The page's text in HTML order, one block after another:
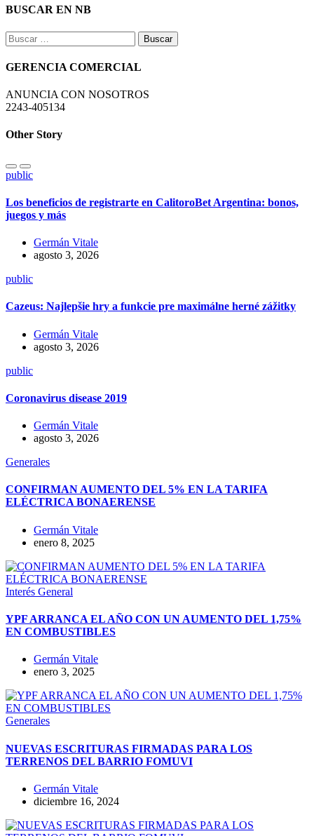
BUSCAR EN NB
Buscar:
GERENCIA COMERCIAL
ANUNCIA CON NOSOTROS
2243-405134
Other Story
public
Los beneficios de registrarte en CalitoroBet Argentina: bonos,
juegos y más
Germán Vitale
agosto 3, 2026
public
Cazeus: Najlepšie hry a funkcie pre maximálne herné zážitky
Germán Vitale
agosto 3, 2026
public
Coronavirus disease 2019
Germán Vitale
agosto 3, 2026
Generales
CONFIRMAN AUMENTO DEL 5% EN LA TARIFA
ELÉCTRICA BONAERENSE
Germán Vitale
enero 8, 2025
Interés General
YPF ARRANCA EL AÑO CON UN AUMENTO DEL 1,75%
EN COMBUSTIBLES
Germán Vitale
enero 3, 2025
Generales
NUEVAS ESCRITURAS FIRMADAS PARA LOS
TERRENOS DEL BARRIO FOMUVI
Germán Vitale
diciembre 16, 2024